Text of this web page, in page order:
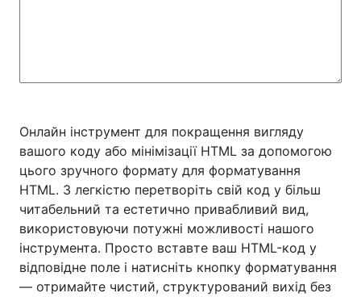
Онлайн інструмент для покращення вигляду
вашого коду або мінімізації HTML за допомогою
цього зручного формату для форматування
HTML. З легкістю перетворіть свій код у більш
читабельний та естетично привабливий вид,
використовуючи потужні можливості нашого
інструмента. Просто вставте ваш HTML-код у
відповідне поле і натисніть кнопку форматування
— отримайте чистий, структурований вихід без